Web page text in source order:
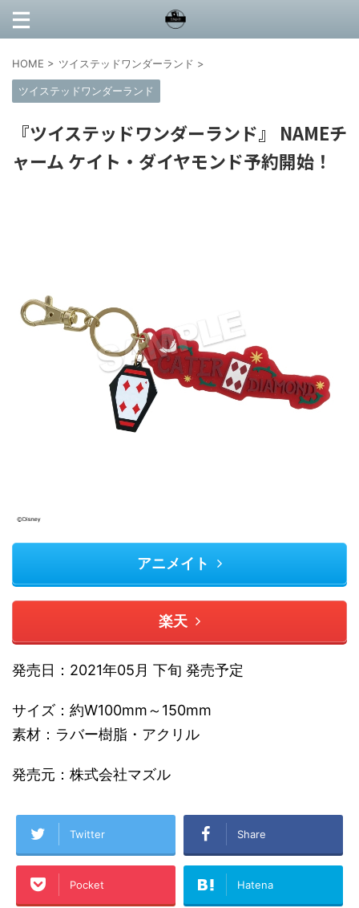
HOME > ツイステッドワンダーランド >
ツイステッドワンダーランド
『ツイステッドワンダーランド』 NAMEチ
ャーム ケイト・ダイヤモンド予約開始！
アニメイト
楽天
発売日：2021年05月 下旬 発売予定
サイズ：約W100mm～150mm
素材：ラバー樹脂・アクリル
発売元：株式会社マズル
Twitter Share
Pocket Hatena